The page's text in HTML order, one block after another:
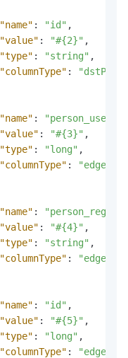
"name" : "id" ,
"value" : "#{2}" ,
"type" : "string" ,
"columnType" :
"name" :
"value" : "#{3}" ,
"type" : "long" ,
"columnType" :
"name" :
"value" : "#{4}" ,
"type" : "string" ,
"columnType" :
"name" : "id" ,
"value" : "#{5}" ,
"type" : "long" ,
"columnType" :